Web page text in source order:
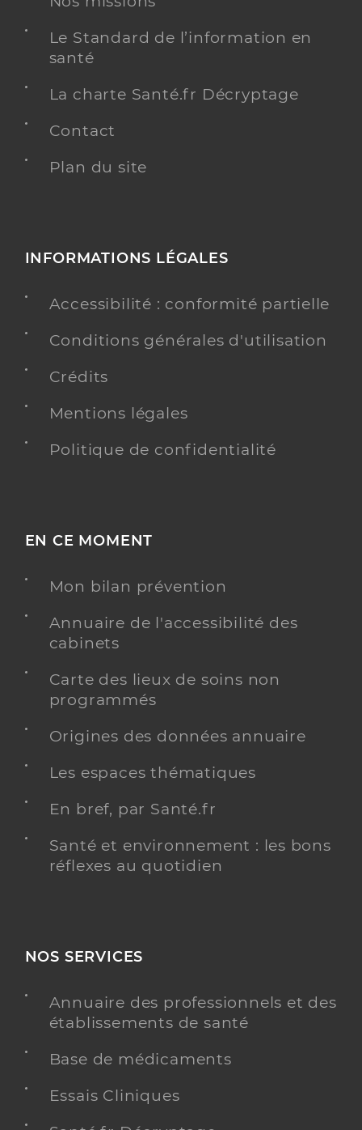
Le Standard de l’information en
santé
La charte Santé.fr Décryptage
Contact
Plan du site
INFORMATIONS LÉGALES
Accessibilité : conformité partielle
Conditions générales d'utilisation
Crédits
Mentions légales
Politique de confidentialité
EN CE MOMENT
Mon bilan prévention
Annuaire de l'accessibilité des
cabinets
Carte des lieux de soins non
programmés
Origines des données annuaire
Les espaces thématiques
En bref, par Santé.fr
Santé et environnement : les bons
réflexes au quotidien
NOS SERVICES
Annuaire des professionnels et des
établissements de santé
Base de médicaments
Essais Cliniques